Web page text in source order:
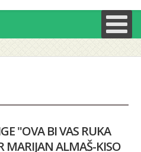
"OVA BI VAS RUKA
ALMAŠ-KISO